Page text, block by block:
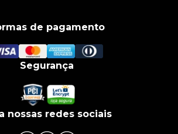
de pagamento
Segurança
nossas redes sociais